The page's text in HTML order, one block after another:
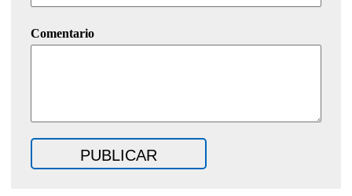
Comentario